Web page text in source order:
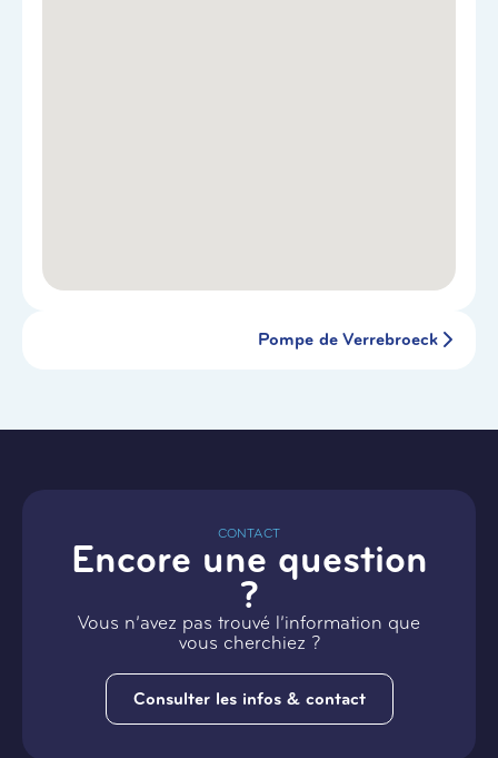
Pompe de Verrebroeck
CONTACT
Encore une question
?
Vous n’avez pas trouvé l’information que
vous cherchiez ?
Consulter les infos & contact